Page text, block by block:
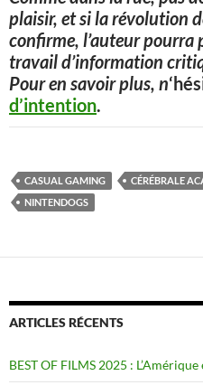
plaisir, et si la révolution
confirme, l’auteur
travail d’information
Pour en savoir plus, n
d’intention.
CASUAL GAMING CÉRÉBRALE
NINTENDOGS
ARTICLES RÉCENTS
BEST OF FILMS 2025 :